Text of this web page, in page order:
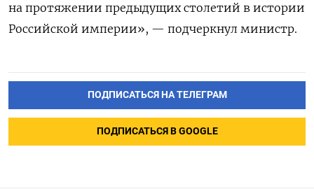
на протяжении предыдущих столетий в истории
Российской империи», — подчеркнул министр.
ПОДПИСАТЬСЯ НА ТЕЛЕГРАМ
ПОДПИСАТЬСЯ В GOOGLE